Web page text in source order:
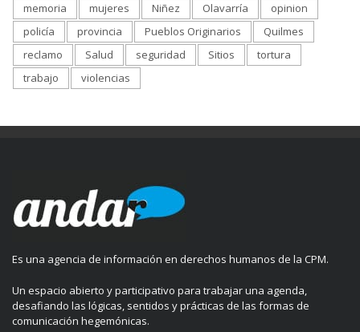
memoria
mujeres Niñez Olavarría
opinion
policía
provincia Pueblos Originarios
Quilmes
reclamo
Salud seguridad Sitios
tortura
trabajo
violencias
Es una agencia de información en derechos humanos de la CPM.
Un espacio abierto y participativo para trabajar una agenda,
desafiando las lógicas, sentidos y prácticas de las formas de
comunicación hegemónicas.